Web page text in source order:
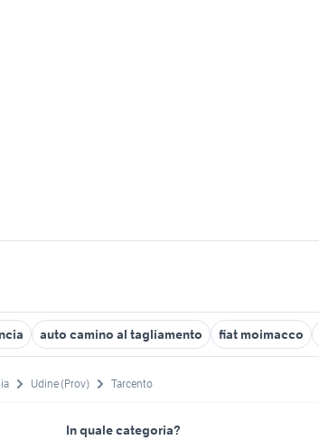
auto camino al tagliamento fiat moimacco
Udine (Prov) Tarcento
In quale categoria?